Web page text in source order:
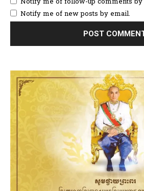
Notify me of new posts by email.